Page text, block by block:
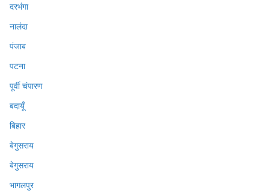
दरभंगा
नालंदा
पंजाब
पटना
पूर्वी चंपारण
बदायूँ
बिहार
बेगुसराय
बेगुसराय
भागलपुर